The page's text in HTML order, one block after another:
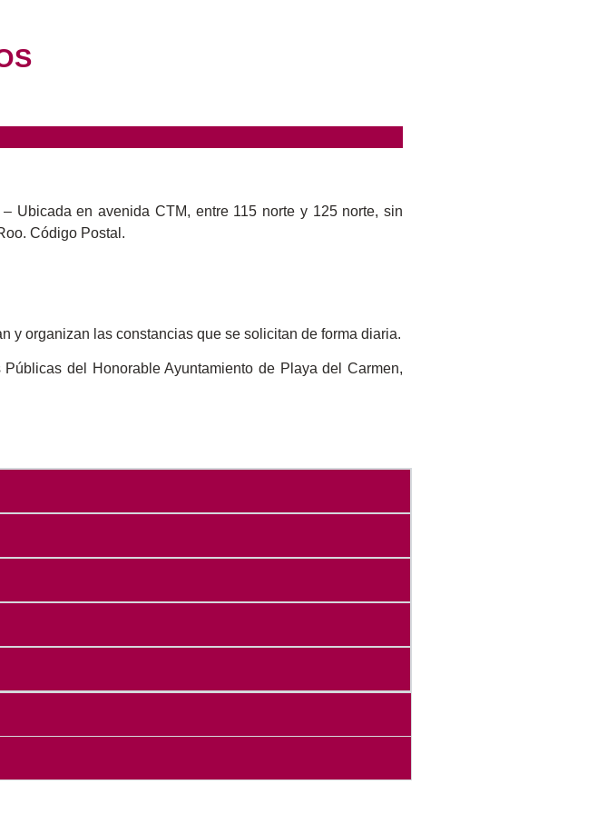
Ubicada en avenida CTM, entre 115 norte y 125 norte, sin
Código Postal.
y organizan las constancias que se solicitan de forma diaria.
del Honorable Ayuntamiento de Playa del Carmen,